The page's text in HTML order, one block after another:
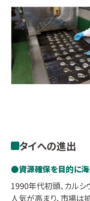
タイへの進出
資源確保を目的に
1990年代初頭、カルシ
人気が高まり、市場は